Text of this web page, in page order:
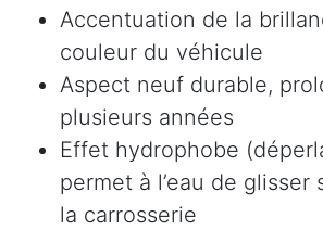
Accentuation de la
couleur du véhicule
Aspect neuf durable,
plusieurs années
Effet hydrophobe
permet à l’eau de glisser
la carrosserie